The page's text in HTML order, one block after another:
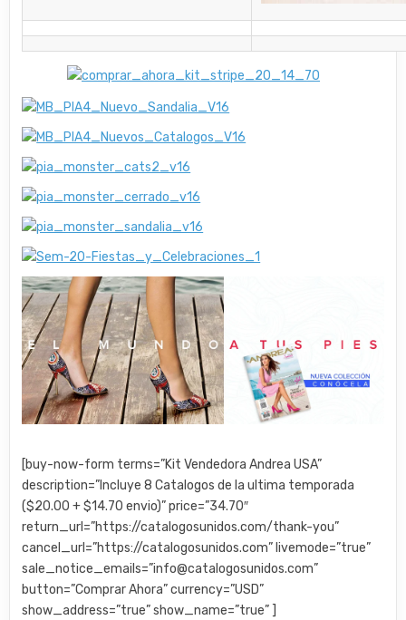
[buy-now-form terms=”Kit Vendedora Andrea USA”
description=”Incluye 8 Catalogos de la ultima temporada
($20.00 + $14.70 envio)” price=”34.70″
return_url=”https://catalogosunidos.com/thank-you”
cancel_url=”https://catalogosunidos.com” livemode=”true”
sale_notice_emails=”info@catalogosunidos.com”
button=”Comprar Ahora” currency=”USD”
show_address=”true” show_name=”true” ]